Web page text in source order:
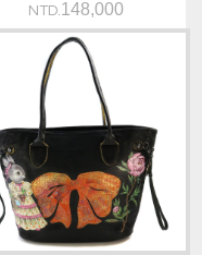
NTD.148,000